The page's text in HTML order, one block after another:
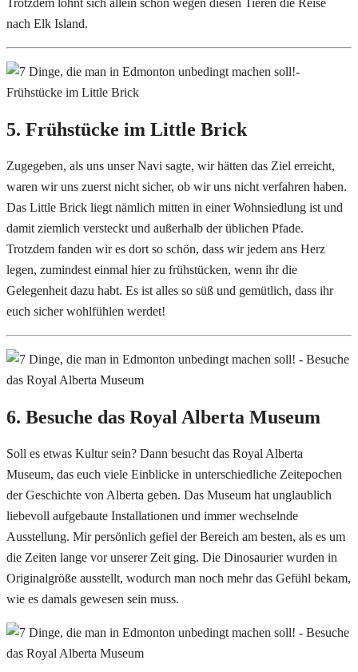
Trotzdem lohnt sich allein schon wegen diesen Tieren die Reise
nach Elk Island.
5. Frühstücke im Little Brick
Zugegeben, als uns unser Navi sagte, wir hätten das Ziel erreicht,
waren wir uns zuerst nicht sicher, ob wir uns nicht verfahren haben.
Das Little Brick liegt nämlich mitten in einer Wohnsiedlung ist und
damit ziemlich versteckt und außerhalb der üblichen Pfade.
Trotzdem fanden wir es dort so schön, dass wir jedem ans Herz
legen, zumindest einmal hier zu frühstücken, wenn ihr die
Gelegenheit dazu habt. Es ist alles so süß und gemütlich, dass ihr
euch sicher wohlfühlen werdet!
6. Besuche das Royal Alberta Museum
Soll es etwas Kultur sein? Dann besucht das Royal Alberta
Museum, das euch viele Einblicke in unterschiedliche Zeitepochen
der Geschichte von Alberta geben. Das Museum hat unglaublich
liebevoll aufgebaute Installationen und immer wechselnde
Ausstellung. Mir persönlich gefiel der Bereich am besten, als es um
die Zeiten lange vor unserer Zeit ging. Die Dinosaurier wurden in
Originalgröße ausstellt, wodurch man noch mehr das Gefühl bekam,
wie es damals gewesen sein muss.